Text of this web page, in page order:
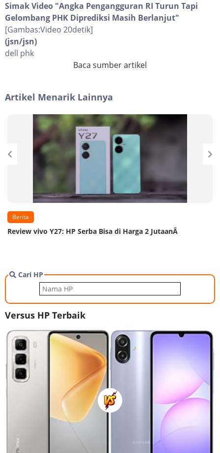
Simak Video "Angka Pengangguran RI Turun Tapi
Gelombang PHK Diprediksi Masih Berlanjut"
[Gambas:Video 20detik]
(jsn/jsn)
dell phk
Baca sumber artikel
Artikel Menarik Lainnya
Berita
Review vivo Y27: HP Serba Bisa di Harga 2 JutaanÂ
Cari HP
Versus HP Terbaik